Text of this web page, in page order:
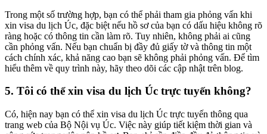
Trong một số trường hợp, bạn có thể phải tham gia phỏng vấn khi
xin visa du lịch Úc, đặc biệt nếu hồ sơ của bạn có dấu hiệu không rõ
ràng hoặc có thông tin cần làm rõ. Tuy nhiên, không phải ai cũng
cần phỏng vấn. Nếu bạn chuẩn bị đầy đủ giấy tờ và thông tin một
cách chính xác, khả năng cao bạn sẽ không phải phỏng vấn. Để tìm
hiểu thêm về quy trình này, hãy theo dõi các cập nhật trên blog.
5. Tôi có thể xin visa du lịch Úc trực tuyến không?
Có, hiện nay bạn có thể xin visa du lịch Úc trực tuyến thông qua
trang web của Bộ Nội vụ Úc. Việc này giúp tiết kiệm thời gian và